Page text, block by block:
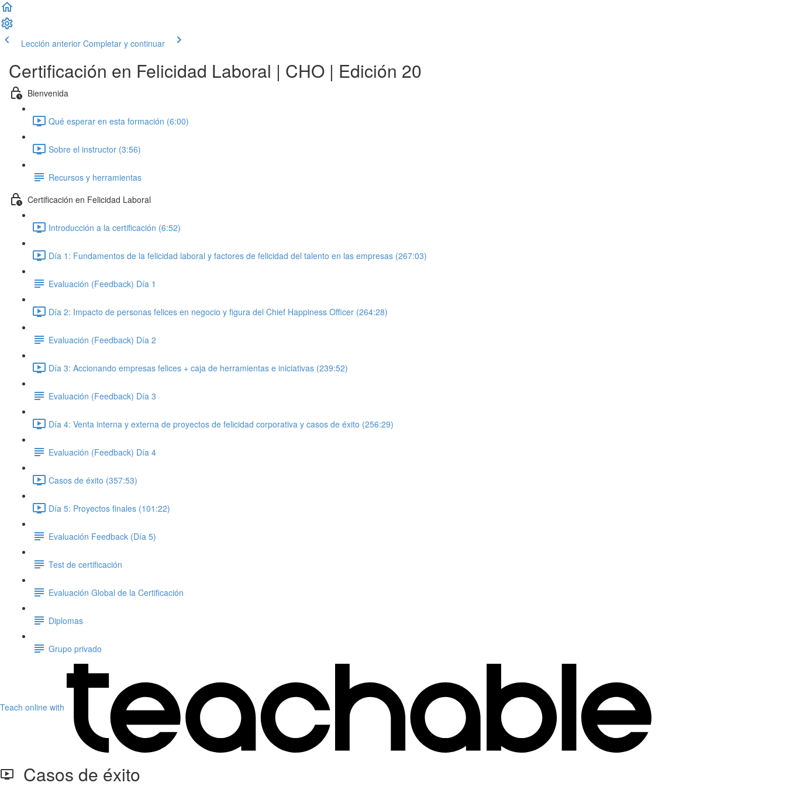
Lección anterior Completar y continuar
Certificación en Felicidad Laboral | CHO | Edición 20
Bienvenida
Qué esperar en esta formación (6:00)
Sobre el instructor (3:56)
Recursos y herramientas
Certificación en Felicidad Laboral
Introducción a la certificación (6:52)
Día 1: Fundamentos de la felicidad laboral y factores de felicidad del talento en las empresas (267:03)
Evaluación (Feedback) Día 1
Día 2: Impacto de personas felices en negocio y figura del Chief Happiness Officer (264:28)
Evaluación (Feedback) Día 2
Día 3: Accionando empresas felices + caja de herramientas e iniciativas (239:52)
Evaluación (Feedback) Día 3
Día 4: Venta interna y externa de proyectos de felicidad corporativa y casos de éxito (256:29)
Evaluación (Feedback) Día 4
Casos de éxito (357:53)
Día 5: Proyectos finales (101:22)
Evaluación Feedback (Día 5)
Test de certificación
Evaluación Global de la Certificación
Diplomas
Grupo privado
Teach online with
Casos de éxito